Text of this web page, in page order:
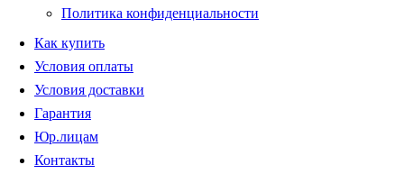
Политика конфиденциальности
Как купить
Условия оплаты
Условия доставки
Гарантия
Юр.лицам
Контакты